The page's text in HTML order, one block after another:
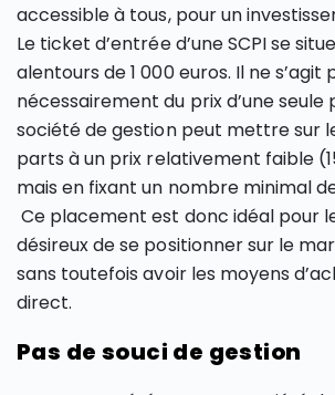
accessible à tous, pour un
Le ticket d’entrée d’une SCPI se
alentours de 1 000 euros. Il ne s’agit
nécessairement du prix d’une seule
société de gestion peut mettre sur
parts à un prix relativement faible
mais en fixant un nombre minimal
Ce placement est donc idéal pour
désireux de se positionner sur le
sans toutefois avoir les moyens
direct.
Pas de souci de gestion